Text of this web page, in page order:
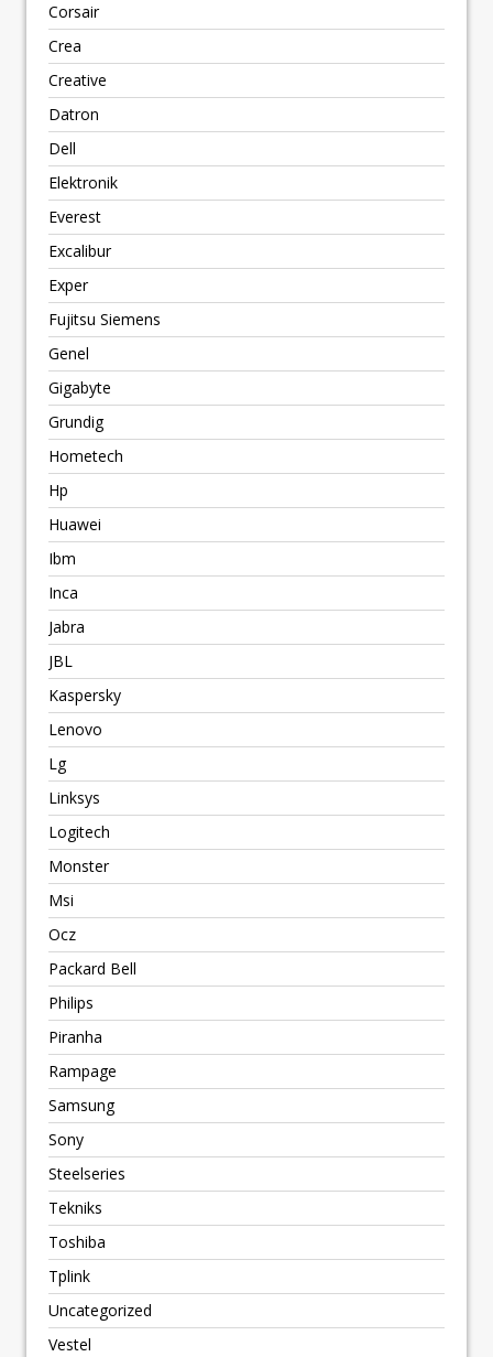
Corsair
Crea
Creative
Datron
Dell
Elektronik
Everest
Excalibur
Exper
Fujitsu Siemens
Genel
Gigabyte
Grundig
Hometech
Hp
Huawei
Ibm
Inca
Jabra
JBL
Kaspersky
Lenovo
Lg
Linksys
Logitech
Monster
Msi
Ocz
Packard Bell
Philips
Piranha
Rampage
Samsung
Sony
Steelseries
Tekniks
Toshiba
Tplink
Uncategorized
Vestel